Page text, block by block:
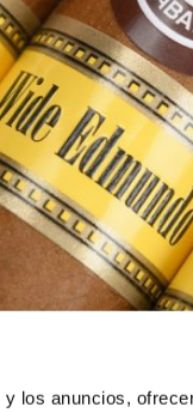
los anuncios,